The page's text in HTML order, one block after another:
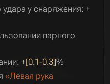
у снаряжения: +
парного
+[0.1-0.3]%
«Левая рука